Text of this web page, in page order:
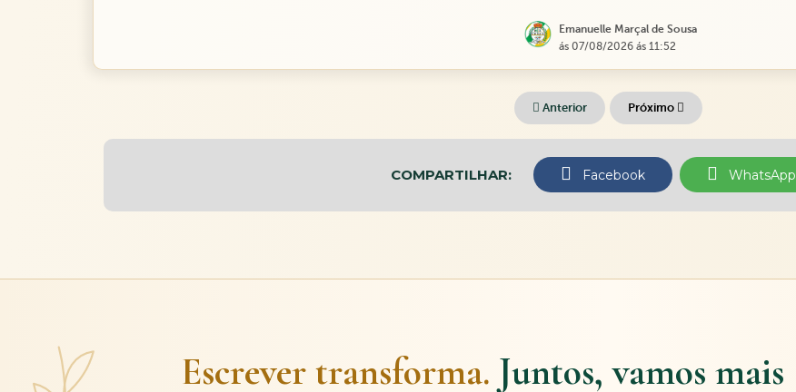
Emanuelle Marçal de Sousa
ás 07/08/2026 ás 11:52
Anterior Próximo
COMPARTILHAR: Facebook WhatsApp
Escrever transforma. Juntos, vamos mais